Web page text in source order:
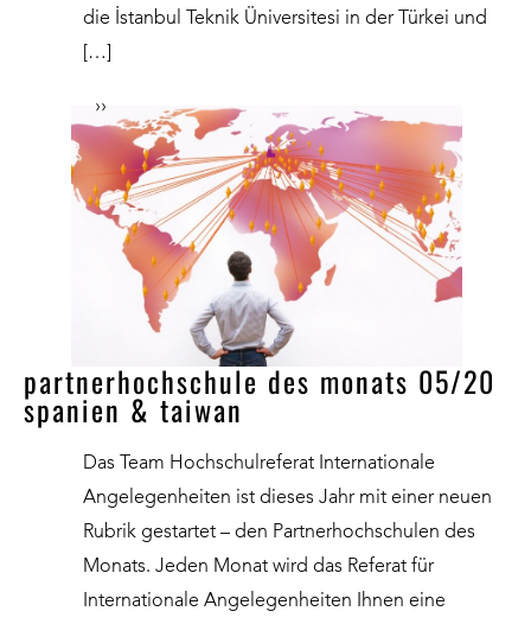
die İstanbul Teknik Üniversitesi in der Türkei und
[…]
››
partnerhochschule des monats 05/20
spanien & taiwan
Das Team Hochschulreferat Internationale
Angelegenheiten ist dieses Jahr mit einer neuen
Rubrik gestartet – den Partnerhochschulen des
Monats. Jeden Monat wird das Referat für
Internationale Angelegenheiten Ihnen eine